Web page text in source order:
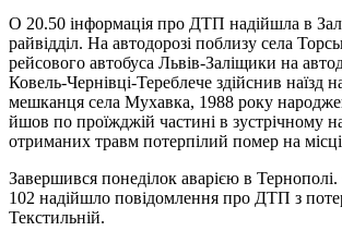
О 20.50 інформація про ДТП надійшла в
райвідділ. На автодорозі поблизу села
рейсового автобуса Львів-Заліщики на
Ковель-Чернівці-Тереблече здійснив наїзд
мешканця села Мухавка, 1988 року
йшов по проїжджій частині в зустрічному
отриманих травм потерпілий помер на
Завершився понеділок аварією в
102 надійшло повідомлення про ДТП з
Текстильній.